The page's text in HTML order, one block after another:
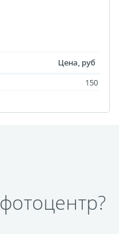
Цена, руб
150